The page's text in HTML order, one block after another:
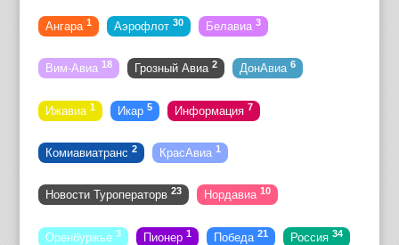
Ангара 1 Аэрофлот 30 Белавиа 3
Вим-Авиа 18 Грозный Авиа 2 ДонАвиа 6
Ижавиа 1 Икар 5 Информация 7
Комиавиатранс 2 КрасАвиа 1
Новости Туроператорв 23 Нордавиа 10
Оренбуржье 3 Пионер 1 Победа 21 Россия 34